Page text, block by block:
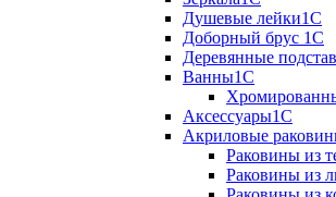
Душевые лейки1С
Доборный брус 1С
Деревянные
Ванны1С
Аксессуары1С
Акриловые
Раковины из
Раковины из